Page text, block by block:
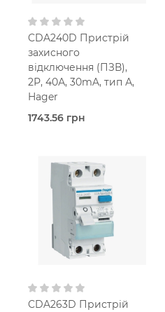
CDA240D Пристрій
захисного
відключення (ПЗВ),
2Р, 40А, 30mA, тип А,
Hager
1743.56 грн
40,0 Ампер
25 мм2
30 мА
230V AC
CDA263D Пристрій